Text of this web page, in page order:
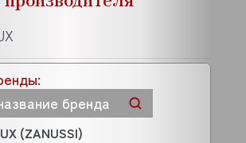
(ZANUSSI)